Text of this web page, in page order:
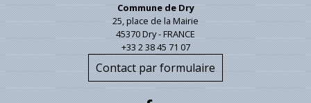
Commune de Dry
25, place de la Mairie
45370 Dry - FRANCE
+33 2 38 45 71 07
Contact par formulaire